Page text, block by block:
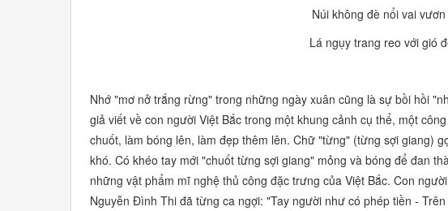
Núi không đè nổi vai
Lá ngụy trang reo với gió
Nhớ"mơ nở trắng rừng" trong những ngày xuân cũng là sự bồi hồi
giả viết về con người Việt Bắc trong một khung cảnh cụ thể, một
chuốt, làm bóng lên, làm đẹp thêm lên. Chữ"từng" (từng sợi giang)
khó. Có khéo tay mới"chuốt từng sợi giang" mỏng và bóng để đan
những vật phẩm mĩ nghệ thủ công đặc trưng của Việt Bắc. Con
Nguyễn Đình Thi đã từng ca ngợi:"Tay người như có phép tiền -